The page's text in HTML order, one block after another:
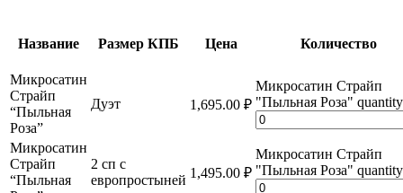
Название Размер КПБ Цена Количество
Микросатин
Страйп
“Пыльная
Роза”
Дуэт 1,695.00 ₽
Микросатин Страйп
"Пыльная Роза" quantity
Микросатин
Страйп
“Пыльная
2 сп с
европростыней 1,495.00 ₽
Микросатин Страйп
"Пыльная Роза" quantity